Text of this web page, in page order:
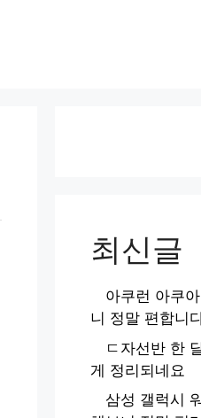
최신글
아쿠런 아쿠
니 정말 편합니
ㄷ자선반 한
게 정리되네요
삼성 갤럭시